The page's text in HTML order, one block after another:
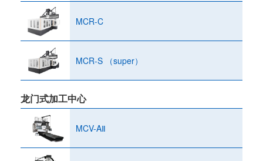
MCR-C
MCR-S （super）
龙门式加工中心
MCV-AⅡ